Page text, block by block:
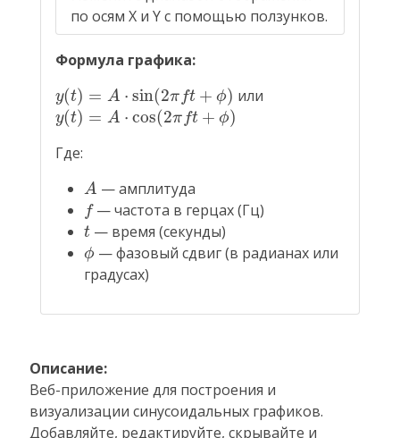
по осям X и Y с помощью ползунков.
Формула графика:
y(t) = A ⋅ sin(2π ft + ϕ)
y(t)= sin (2πft+ ϕ) или
y(t) = A ⋅ cos(2π ft + ϕ)
y(t)= cos(2πft+ϕ)
Где:
A
A — амплитуда
f
f— частота в герцах (Гц)
t
t — время (секунды)
ϕ
ϕ — фазовый сдвиг (в радианах или
градусах)
Описание:
Веб-приложение для построения и
визуализации синусоидальных графиков.
Добавляйте, редактируйте, скрывайте и